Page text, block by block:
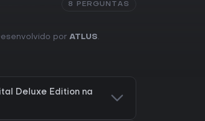
8 PERGUNTAS
por ATLUS.
Deluxe Edition na